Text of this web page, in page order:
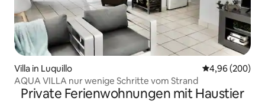
Villa in Luquillo
4,96 (200)
AQUA VILLA nur wenige Schritte vom Strand
Private Ferienwohnungen mit Haustier